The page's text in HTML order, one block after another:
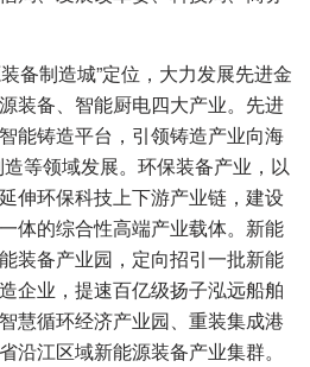
备制造城”定位，大力发展先进金
装备、智能厨电四大产业。先进
能铸造平台，引领铸造产业向海
等领域发展。环保装备产业，以
伸环保科技上下游产业链，建设
体的综合性高端产业载体。新能
装备产业园，定向招引一批新能
企业，提速百亿级扬子泓远船舶
慧循环经济产业园、重装集成港
沿江区域新能源装备产业集群。